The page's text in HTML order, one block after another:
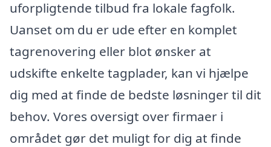
uforpligtende tilbud fra lokale fagfolk.
Uanset om du er ude efter en komplet
tagrenovering eller blot ønsker at
udskifte enkelte tagplader, kan vi hjælpe
dig med at finde de bedste løsninger til dit
behov. Vores oversigt over firmaer i
området gør det muligt for dig at finde